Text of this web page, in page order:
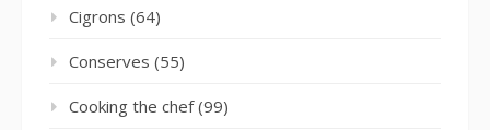
Cigrons (64)
Conserves (55)
Cooking the chef(99)